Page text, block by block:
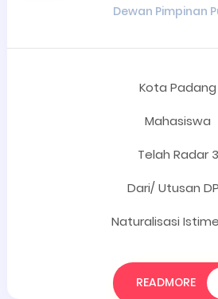
Dewan Pimpinan
Kota Padang
Mahasiswa
Telah Radar 3
Dari/ Utusan
Naturalisasi
READMORE